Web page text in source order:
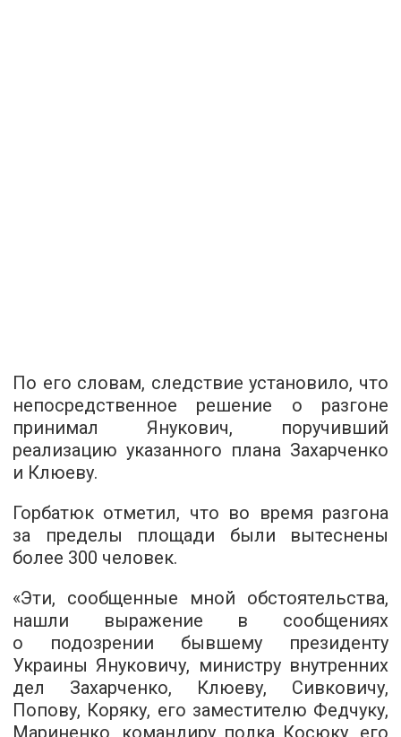
По его словам, следствие установило, что
непосредственное решение о разгоне
принимал Янукович, поручивший
реализацию указанного плана Захарченко
и Клюеву.
Горбатюк отметил, что во время разгона
за пределы площади были вытеснены
более 300 человек.
«Эти, сообщенные мной обстоятельства,
нашли выражение в сообщениях
о подозрении бывшему президенту
Украины Януковичу, министру внутренних
дел Захарченко, Клюеву, Сивковичу,
Попову, Коряку, его заместителю Федчуку,
Мариненко, командиру полка Косюку, его